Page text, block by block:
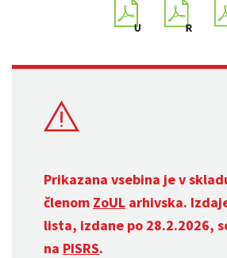
Prikazana vsebina je v
členom ZoUL arhivska.
lista, izdane po 28.2.2026,
na PISRS.